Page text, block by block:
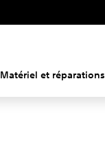
Matériel et réparations